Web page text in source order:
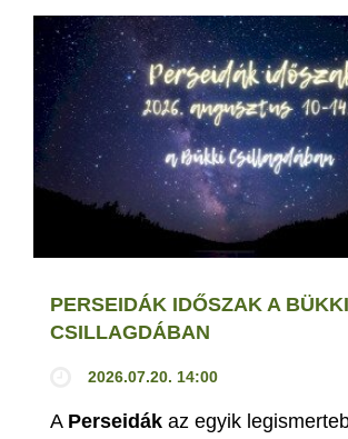
PERSEIDÁK IDŐSZAK A BÜKKI
CSILLAGDÁBAN
2026.07.20. 14:00
A Perseidák az egyik